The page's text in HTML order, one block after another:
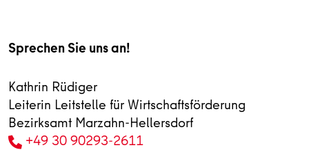
Sprechen Sie uns an!
Kathrin Rüdiger
Leiterin Leitstelle für Wirtschaftsförderung
Bezirksamt Marzahn-Hellersdorf
+49 30 90293-2611